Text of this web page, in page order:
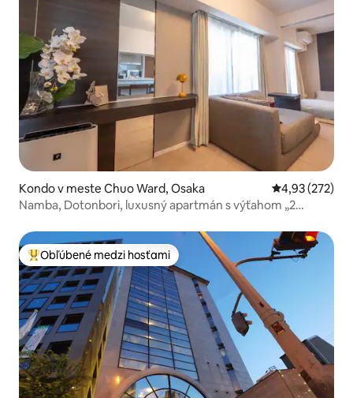
Kondo v meste Chuo Ward, Osaka Priemerné
4,93 (272)
Namba, Dotonbori, luxusný apartmán s výťahom „2
a Shinsaibashi 5 minút, ďalšie ubytovanie v tej istej budove,
neváhajte sa opýtať
Najobľúbenejšie medzi hosťami
Obľúbené medzi hosťami